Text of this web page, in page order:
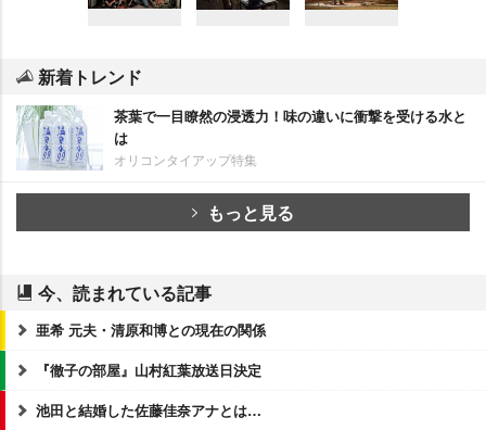
新着トレンド
茶葉で一目瞭然の浸透力！味の違いに衝撃を受ける水と
は
オリコンタイアップ特集
もっと見る
今、読まれている記事
亜希 元夫・清原和博との現在の関係
『徹子の部屋』山村紅葉放送日決定
池田と結婚した佐藤佳奈アナとは…